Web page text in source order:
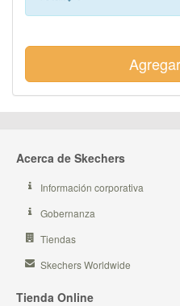
Acerca de Skechers
Información corporativa
Gobernanza
Tiendas
Skechers Worldwide
Tienda Online